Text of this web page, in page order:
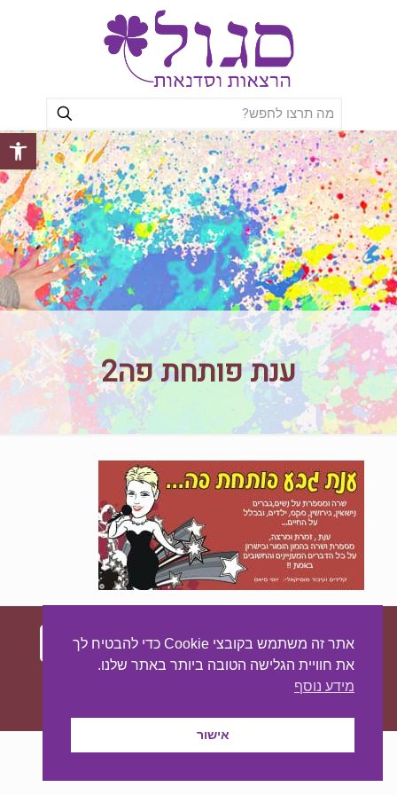
פתח
ענת פותחת פה2
עיצוב ובניית האתר:
אתר זה משתמש בקובצי Cookie כדי להבטיח לך
את חוויית הגלישה הטובה ביותר באתר שלנו.
מידע נוסף
אישור